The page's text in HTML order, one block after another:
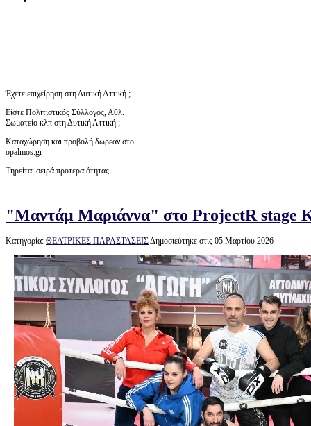
Έχετε επιχείρηση στη Δυτική Αττική ;
Είστε Πολιτιστικός Σύλλογος, Αθλ.
Σωματείο κλπ στη Δυτική Αττική ;
Καταχώρηση και προβολή δωρεάν στο
opalmos.gr
Τηρείται σειρά προτεραιότητας
"Μαντάμ Μαριάννα" στο ProjectR stage
Κατηγορία: ΘΕΑΤΡΙΚΕΣ ΠΑΡΑΣΤΑΣΕΙΣΔημοσιεύτηκε στις 05 Μαρτίου 2026